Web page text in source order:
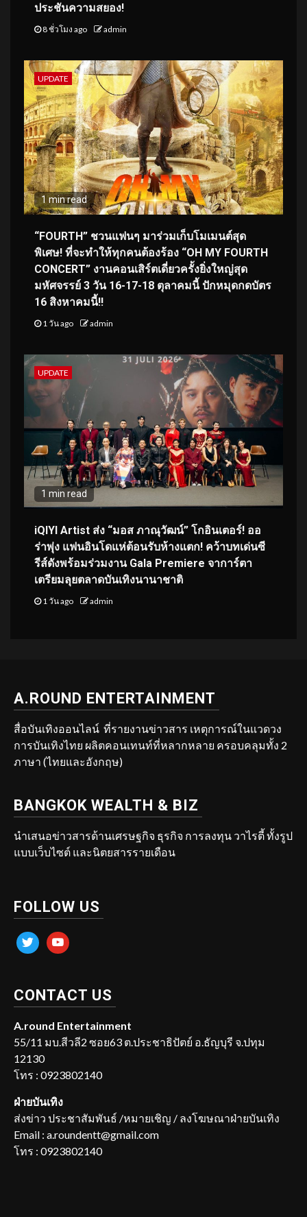
ประชันความสยอง!
8 ชั่วโมง ago admin
UPDATE
1 min read
“FOURTH” ชวนแฟนๆ มาร่วมเก็บโมเมนต์สุด
พิเศษ! ที่จะทำให้ทุกคนต้องร้อง “OH MY FOURTH
CONCERT” งานคอนเสิร์ตเดี่ยวครั้งยิ่งใหญ่สุด
มหัศจรรย์ 3 วัน 16-17-18 ตุลาคมนี้ ปักหมุดกดบัตร
16 สิงหาคมนี้!!
1 วัน ago admin
UPDATE
1 min read
iQIYI Artist ส่ง “มอส ภาณุวัฒน์” โกอินเตอร์! ออ
ร่าพุ่ง แฟนอินโดแห่ต้อนรับห้างแตก! คว้าบทเด่นซี
รีส์ดังพร้อมร่วมงาน Gala Premiere จาการ์ตา
เตรียมลุยตลาดบันเทิงนานาชาติ
1 วัน ago admin
A.ROUND ENTERTAINMENT
สื่อบันเทิงออนไลน์ ที่รายงานข่าวสาร เหตุการณ์ในแวดวง
การบันเทิงไทย ผลิตคอนเทนท์ที่หลากหลาย ครอบคลุมทั้ง 2
ภาษา (ไทยและอังกฤษ)
BANGKOK WEALTH & BIZ
นำเสนอข่าวสารด้านเศรษฐกิจ ธุรกิจ การลงทุน วาไรตี้ ทั้งรูป
แบบเว็บไซต์ และนิตยสารรายเดือน
FOLLOW US
twitter youtube
CONTACT US
A.round Entertainment
55/11 มบ.สีวลี2 ซอย63 ต.ประชาธิปัตย์ อ.ธัญบุรี จ.ปทุม
12130
โทร : 0923802140
ฝ่ายบันเทิง
ส่งข่าว ประชาสัมพันธ์ /หมายเชิญ / ลงโฆษณาฝ่ายบันเทิง
Email : a.roundentt@gmail.com
โทร : 0923802140